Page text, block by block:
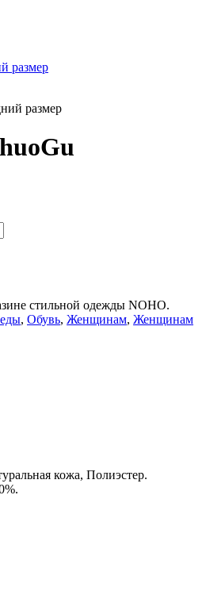
размер
размер
стильной одежды NOHO.
, Обувь, Женщинам, Женщинам
кожа, Полиэстер.